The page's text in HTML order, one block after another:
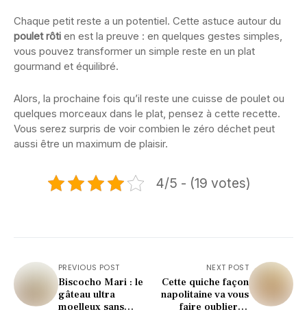
Chaque petit reste a un potentiel. Cette astuce autour du
poulet rôti en est la preuve : en quelques gestes simples,
vous pouvez transformer un simple reste en un plat
gourmand et équilibré.
Alors, la prochaine fois qu’il reste une cuisse de poulet ou
quelques morceaux dans le plat, pensez à cette recette.
Vous serez surpris de voir combien le zéro déchet peut
aussi être un maximum de plaisir.
4/5 - (19 votes)
PREVIOUS POST
Biscocho Mari : le
gâteau ultra
moelleux sans
NEXT POST
Cette quiche façon
napolitaine va vous
faire oublier la